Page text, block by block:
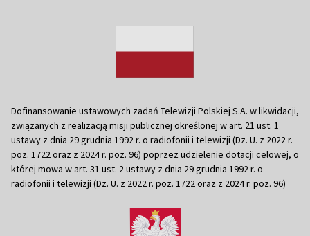
Dofinansowanie ustawowych zadań Telewizji Polskiej S.A. w likwidacji,
związanych z realizacją misji publicznej określonej w art. 21 ust. 1
ustawy z dnia 29 grudnia 1992 r. o radiofonii i telewizji (Dz. U. z 2022 r.
poz. 1722 oraz z 2024 r. poz. 96) poprzez udzielenie dotacji celowej, o
której mowa w art. 31 ust. 2 ustawy z dnia 29 grudnia 1992 r. o
radiofonii i telewizji (Dz. U. z 2022 r. poz. 1722 oraz z 2024 r. poz. 96)